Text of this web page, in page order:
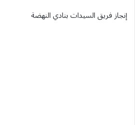
إنجاز فريق السيدات بنادي النهضة